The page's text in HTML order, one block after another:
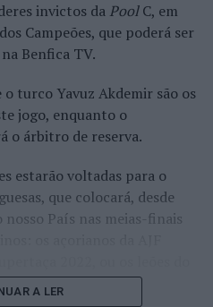
invictos da PoolC, em
Campeões, que poderá ser
Benfica TV.
turco Yavuz Akdemir são os
jogo, enquanto o
o árbitro de reserva.
estarão voltadas para o
que colocará, desde
País nas meias-finais
A LER